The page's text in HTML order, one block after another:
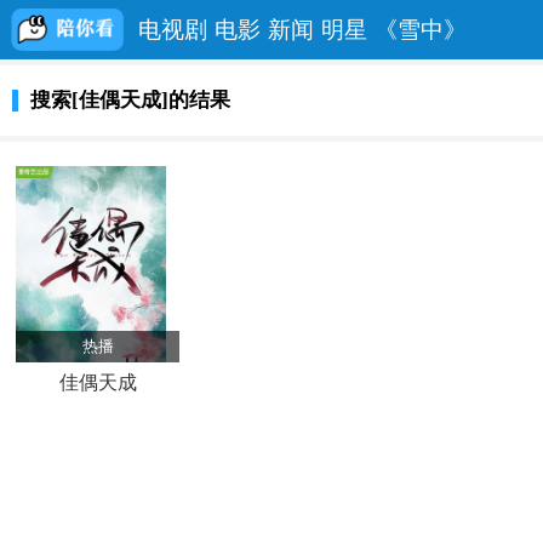
电视剧 电影 新闻 明星 《雪中》
搜索[佳偶天成]的结果
热播
佳偶天成